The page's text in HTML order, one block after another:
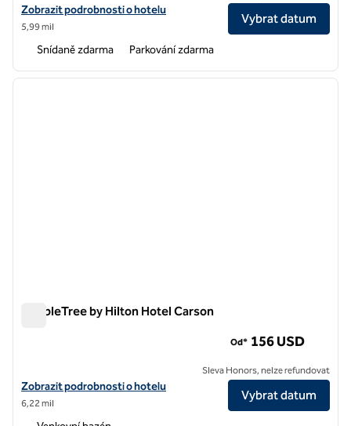
Zobrazit podrobnosti o hotelu Hampton Inn and Suites Seal Beach
Zobrazit podrobnosti o hotelu
5,99 mil
Vybrat datum
Snídaně zdarma Parkování zdarma
1 z 12
další
DoubleTree by Hilton Hotel Carson
Zobrazit detaily hotelu DoubleTree by Hilton Hotel Carson
Zobrazit podrobnosti o hotelu
6,22 mil
Od* 156 USD
Sleva Honors, nelze refundovat
Vybrat datum